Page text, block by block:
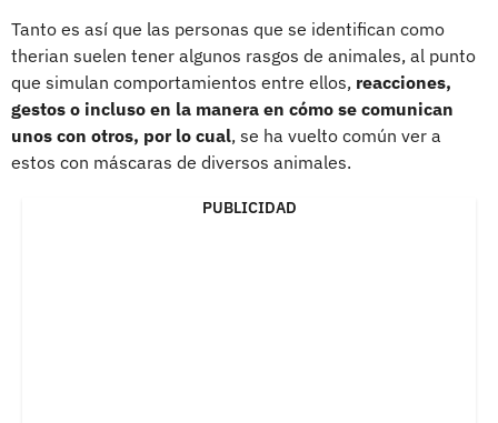
Tanto es así que las personas que se identifican como
therian suelen tener algunos rasgos de animales, al punto
que simulan comportamientos entre ellos, reacciones,
gestos o incluso en la manera en cómo se comunican
unos con otros, por lo cual, se ha vuelto común ver a
estos con máscaras de diversos animales.
PUBLICIDAD